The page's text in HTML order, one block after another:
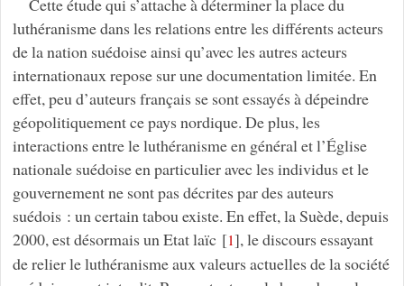
Cette étude qui s’attache à déterminer la place du
luthéranisme dans les relations entre les différents acteurs
de la nation suédoise ainsi qu’avec les autres acteurs
internationaux repose sur une documentation limitée. En
effet, peu d’auteurs français se sont essayés à dépeindre
géopolitiquement ce pays nordique. De plus, les
interactions entre le luthéranisme en général et l’Église
nationale suédoise en particulier avec les individus et le
gouvernement ne sont pas décrites par des auteurs
suédois : un certain tabou existe. En effet, la Suède, depuis
2000, est désormais un Etat laïc[1], le discours essayant
de relier le luthéranisme aux valeurs actuelles de la société